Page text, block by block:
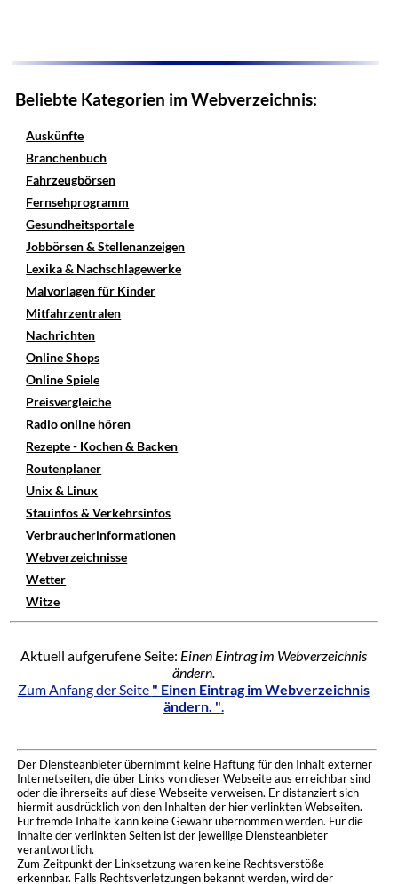
Beliebte Kategorien im Webverzeichnis:
Auskünfte
Branchenbuch
Fahrzeugbörsen
Fernsehprogramm
Gesundheitsportale
Jobbörsen & Stellenanzeigen
Lexika & Nachschlagewerke
Malvorlagen für Kinder
Mitfahrzentralen
Nachrichten
Online Shops
Online Spiele
Preisvergleiche
Radio online hören
Rezepte - Kochen & Backen
Routenplaner
Unix & Linux
Stauinfos & Verkehrsinfos
Verbraucherinformationen
Webverzeichnisse
Wetter
Witze
Aktuell aufgerufene Seite: Einen Eintrag im Webverzeichnis
ändern.
Zum Anfang der Seite " Einen Eintrag im Webverzeichnis
ändern. ".
Der Diensteanbieter übernimmt keine Haftung für den Inhalt externer
Internetseiten, die über Links von dieser Webseite aus erreichbar sind
oder die ihrerseits auf diese Webseite verweisen. Er distanziert sich
hiermit ausdrücklich von den Inhalten der hier verlinkten Webseiten.
Für fremde Inhalte kann keine Gewähr übernommen werden. Für die
Inhalte der verlinkten Seiten ist der jeweilige Diensteanbieter
verantwortlich.
Zum Zeitpunkt der Linksetzung waren keine Rechtsverstöße
erkennbar. Falls Rechtsverletzungen bekannt werden, wird der